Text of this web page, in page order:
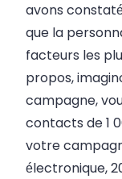
avons
que la
facteurs les
propos,
campagne,
contacts de 1
votre
électronique,